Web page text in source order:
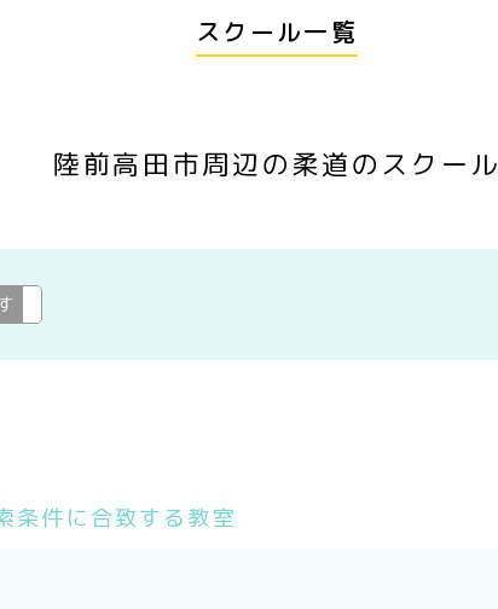
スクール一覧
陸前高田市周辺の柔道のスクール
条件に合致する教室